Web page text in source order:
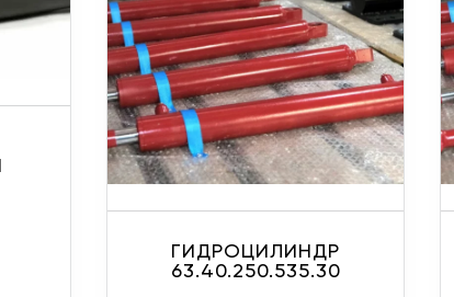
ГИДРОЦИЛИНДР
63.40.250.535.30